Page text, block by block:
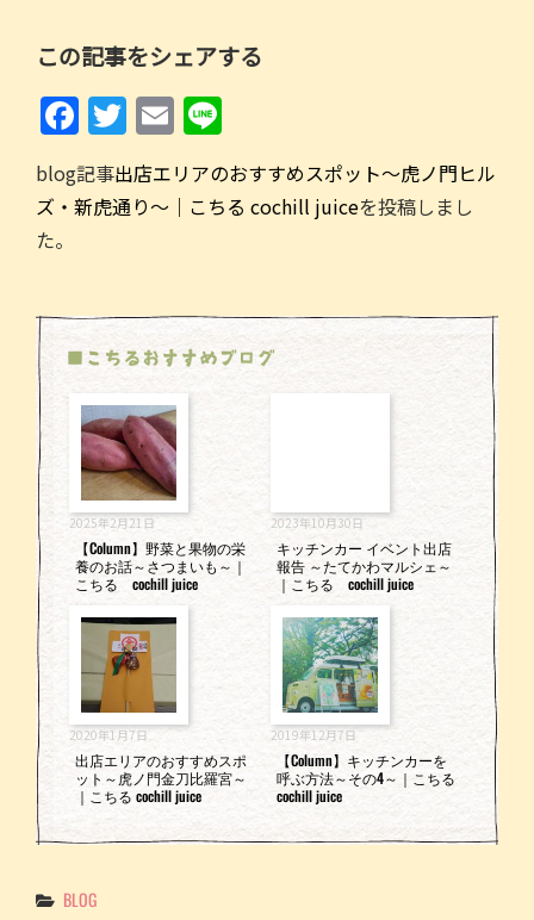
る
この記事をシェアする
F
a
c
e
o
o
k
T
w
itt
er
E
m
ai
l
n
e
blog記事出店エリアのおすすめスポット～虎ノ門ヒル
ズ・新虎通り～｜こちる cochill juiceを投稿しまし
た。
■こちるおすすめブログ
2025年2月21日
【Column】野菜と果物の栄
養のお話～さつまいも～｜
こちる cochill juice
2023年10月30日
キッチンカー イベント出店
報告 ～たてかわマルシェ～
｜こちる cochill juice
2020年1月7日
出店エリアのおすすめスポ
ット～虎ノ門金刀比羅宮～
｜こちる cochill juice
2019年12月7日
【Column】キッチンカーを
呼ぶ方法～その4～｜こちる
cochill juice
Categories
BLOG
ン